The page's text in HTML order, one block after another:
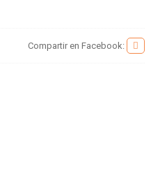
Compartir en Facebook: